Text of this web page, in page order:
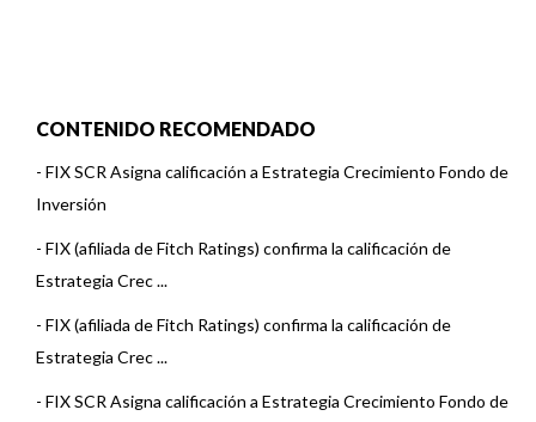
CONTENIDO RECOMENDADO
- FIX SCR Asigna calificación a Estrategia Crecimiento Fondo de
Inversión
- FIX (afiliada de Fitch Ratings) confirma la calificación de
Estrategia Crec ...
- FIX (afiliada de Fitch Ratings) confirma la calificación de
Estrategia Crec ...
- FIX SCR Asigna calificación a Estrategia Crecimiento Fondo de